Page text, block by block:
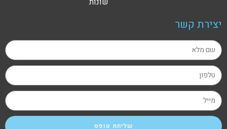
יצירת קשר
שליחת טופס